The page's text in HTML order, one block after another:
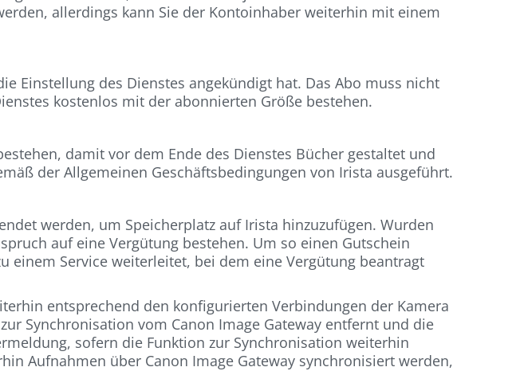
allerdings kann Sie der Kontoinhaber weiterhin mit einem
Einstellung des Dienstes angekündigt hat. Das Abo muss nicht
kostenlos mit der abonnierten Größe bestehen.
damit vor dem Ende des Dienstes Bücher gestaltet und
der Allgemeinen Geschäftsbedingungen von Irista ausgeführt.
werden, um Speicherplatz auf Irista hinzuzufügen. Wurden
auf eine Vergütung bestehen. Um so einen Gutschein
einem Service weiterleitet, bei dem eine Vergütung beantragt
entsprechend den konfigurierten Verbindungen der Kamera
Synchronisation vom Canon Image Gateway entfernt und die
sofern die Funktion zur Synchronisation weiterhin
Aufnahmen über Canon Image Gateway synchronisiert werden,